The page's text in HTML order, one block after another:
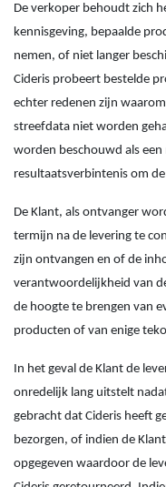
De verkoper behoudt zich
kennisgeving, bepaalde
nemen, of niet langer
Cideris probeert bestelde
echter redenen zijn
streefdata niet worden
worden beschouwd als
resultaatsverbintenis om
De Klant, als ontvanger
termijn na de levering te
zijn ontvangen en of de
verantwoordelijkheid van
de hoogte te brengen van
producten of van enige
In het geval de Klant de
onredelijk lang uitstelt
gebracht dat Cideris heeft
bezorgen, of indien de
opgegeven waardoor de